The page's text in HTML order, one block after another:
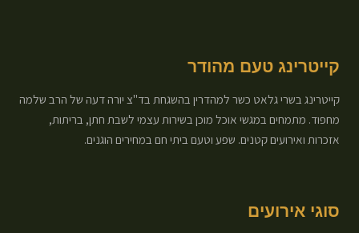
קייטרינג טעם מהודר
קייטרינג בשרי גלאט כשר למהדרין בהשגחת בד"צ יורה דעה של הרב שלמה
מחפוד. מתמחים במגשי אוכל מוכן בשירות עצמי לשבת חתן, בריתות,
אזכרות ואירועים קטנים. שפע וטעם ביתי חם במחירים הוגנים.
סוגי אירועים